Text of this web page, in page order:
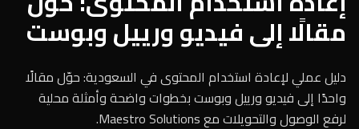
مقالًا إلى فيديو ورييل وبوست
دليل عملي لإعادة استخدام المحتوى في السعودية: حوّل مقالًا
واحدًا إلى فيديو ورييل وبوست بخطوات واضحة وأمثلة محلية
لرفع الوصول والتحويلات مع Maestro Solutions.